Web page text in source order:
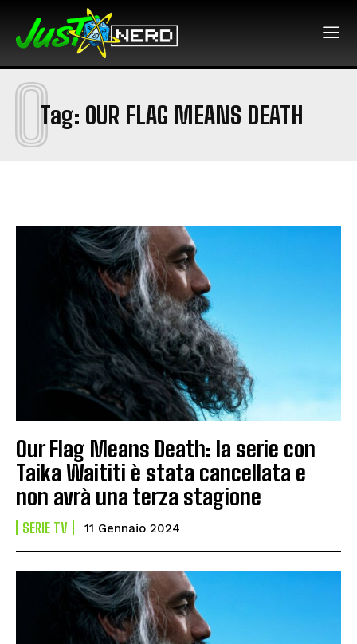
Tag: OUR FLAG MEANS DEATH
O
Our Flag Means Death: la serie con
Taika Waititi è stata cancellata e
non avrà una terza stagione
SERIE TV 11 Gennaio 2024